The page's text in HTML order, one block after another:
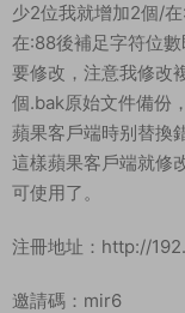
少2位我就增加2個/
在:88後補足字符位
要修改，注意我修改
個.bak原始文件備份
蘋果客戶端時别替換
這樣蘋果客戶端就修
可使用了。
注冊地址：http://
邀請碼：mir6